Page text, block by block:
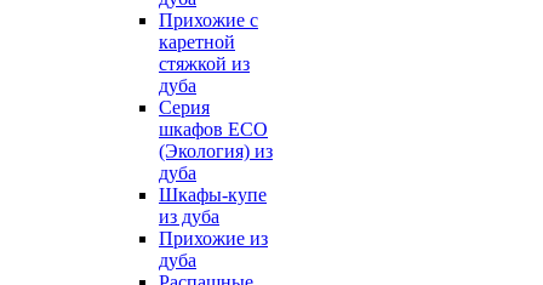
Прихожие с
каретной
стяжкой из
дуба
Серия
шкафов ECO
(Экология) из
дуба
Шкафы-купе
из дуба
Прихожие из
дуба